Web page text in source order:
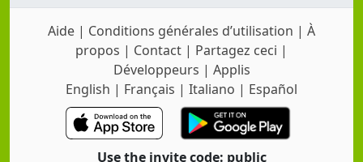
Aide | Conditions générales d’utilisation | À
propos | Contact | Partagez ceci |
Développeurs | Applis
English | Français | Italiano | Español
Use the invite code: public